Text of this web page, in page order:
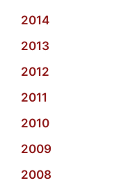
2014
2013
2012
2011
2010
2009
2008